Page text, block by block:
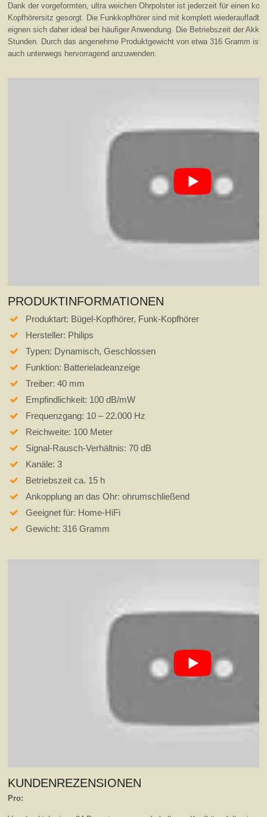
Dank der vorgeformten, ultra weichen Ohrpolster ist jederzeit für einen
Kopfhörersitz gesorgt. Die Funkkopfhörer sind mit komplett
eignen sich daher ideal bei häufiger Anwendung. Die Betriebszeit der
Stunden. Durch das angenehme Produktgewicht von etwa 316 Gramm ist
auch unterwegs hervorragend anzuwenden.
PRODUKTINFORMATIONEN
Produktart: Bügel-Kopfhörer, Funk-Kopfhörer
Hersteller: Philips
Typen: Dynamisch, Geschlossen
Funktion: Batterieladeanzeige
Treiber: 40 mm
Empfindlichkeit: 100 dB/mW
Frequenzgang: 10 – 22.000 Hz
Reichweite: 100 Meter
Signal-Rausch-Verhältnis: 70 dB
Kanäle: 3
Betriebszeit ca. 15 h
Ankopplung an das Ohr: ohrumschließend
Geeignet für: Home-HiFi
Gewicht: 316 Gramm
KUNDENREZENSIONEN
Pro: